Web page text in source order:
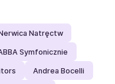
Natręctw
Symfonicznie
Andrea Bocelli